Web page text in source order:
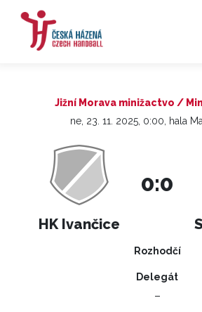
Jižní Morava minižactvo /
ne, 23. 11. 2025, 0:00, hala
HK Ivančice
0:0
Rozhodčí
Delegát
–